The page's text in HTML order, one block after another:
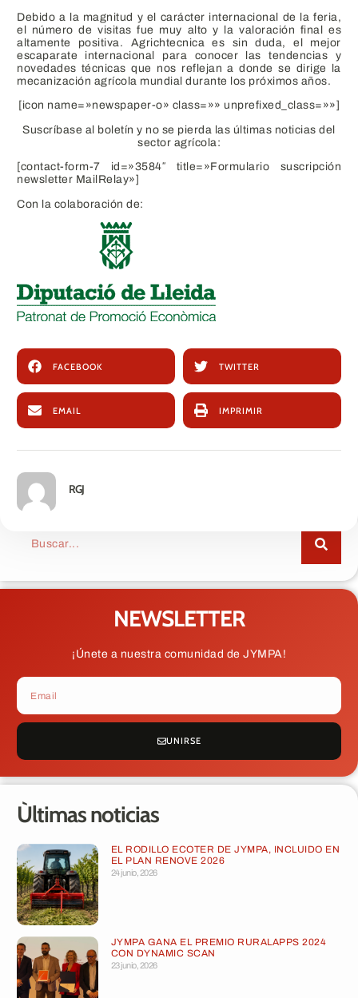
Debido a la magnitud y el carácter internacional de la feria,
el número de visitas fue muy alto y la valoración final es
altamente positiva. Agrichtecnica es sin duda, el mejor
escaparate internacional para conocer las tendencias y
novedades técnicas que nos reflejan a donde se dirige la
mecanización agrícola mundial durante los próximos años.
[icon name=»newspaper-o» class=»» unprefixed_class=»»]
Suscríbase al boletín y no se pierda las últimas noticias del
sector agrícola:
[contact-form-7 id=»3584″ title=»Formulario suscripción
newsletter MailRelay»]
Con la colaboración de:
FACEBOOK TWITTER
EMAIL IMPRIMIR
RGJ
NEWSLETTER
¡Únete a nuestra comunidad de JYMPA!
UNIRSE
Ùltimas noticias
EL RODILLO ECOTER DE JYMPA, INCLUIDO EN
EL PLAN RENOVE 2026
24 junio, 2026
JYMPA GANA EL PREMIO RURALAPPS 2024
CON DYNAMIC SCAN
23 junio, 2026